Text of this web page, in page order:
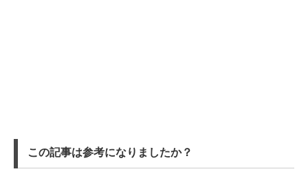
この記事は参考になりましたか？